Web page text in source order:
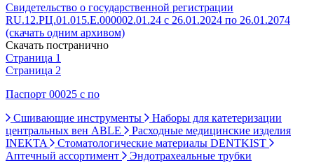
Свидетельство о государственной регистрации
RU.12.РЦ.01.015.Е.000002.01.24 с 26.01.2024 по 26.01.2074
(скачать одним архивом)
Скачать постранично
Страница 1
Страница 2
Паспорт 00025 с по
Сшивающие инструменты
Наборы для катетеризации
центральных вен ABLE
Расходные медицинские изделия
INEKTA
Стоматологические материалы DENTKIST
Аптечный ассортимент
Эндотрахеальные трубки